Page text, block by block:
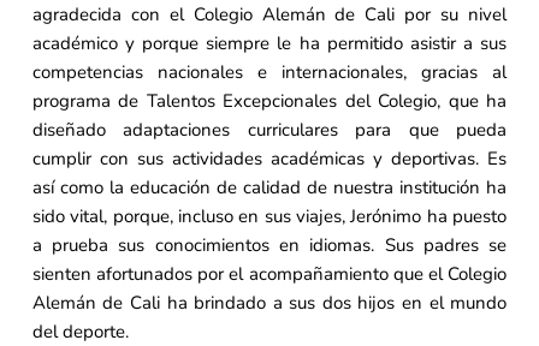
agradecida con el Colegio Alemán de Cali por su nivel
académico y porque siempre le ha permitido asistir a sus
competencias nacionales e internacionales, gracias al
programa de Talentos Excepcionales del Colegio, que ha
diseñado adaptaciones curriculares para que pueda
cumplir con sus actividades académicas y deportivas. Es
así como la educación de calidad de nuestra institución ha
sido vital, porque, incluso en sus viajes, Jerónimo ha puesto
a prueba sus conocimientos en idiomas. Sus padres se
sienten afortunados por el acompañamiento que el Colegio
Alemán de Cali ha brindado a sus dos hijos en el mundo
del deporte.